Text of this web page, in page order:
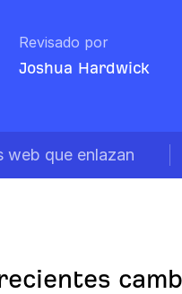
Revisado por
Joshua Hardwick
web que enlazan